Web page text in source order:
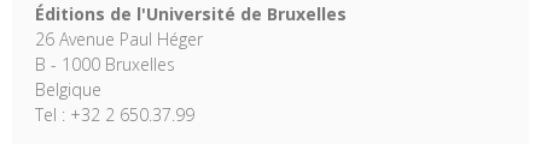
Éditions de l'Université de Bruxelles
26 Avenue Paul Héger
B - 1000 Bruxelles
Belgique
Tel : +32 2 650.37.99